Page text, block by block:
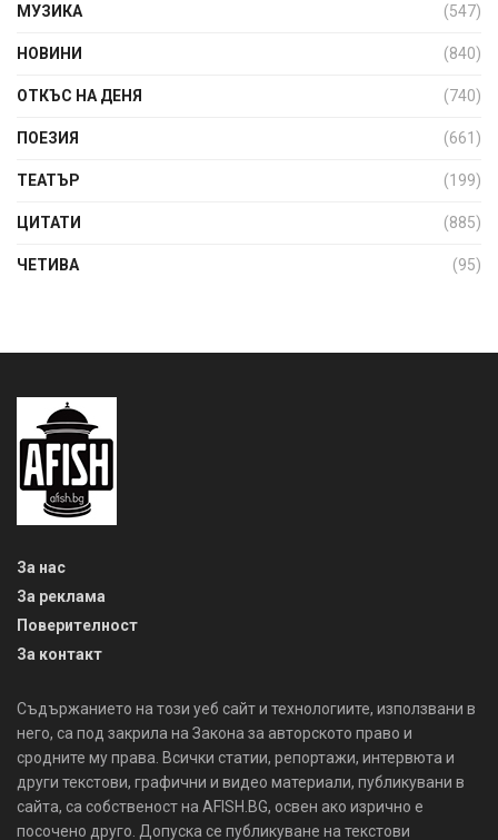
МУЗИКА (547)
НОВИНИ (840)
ОТКЪС НА ДЕНЯ (740)
ПОЕЗИЯ (661)
ТЕАТЪР (199)
ЦИТАТИ (885)
ЧЕТИВА (95)
За нас
За реклама
Поверителност
За контакт
Съдържанието на този уеб сайт и технологиите, използвани в
него, са под закрила на Закона за авторското право и
сродните му права. Всички статии, репортажи, интервюта и
други текстови, графични и видео материали, публикувани в
сайта, са собственост на AFISH.BG, освен ако изрично е
посочено друго. Допуска се публикуване на текстови